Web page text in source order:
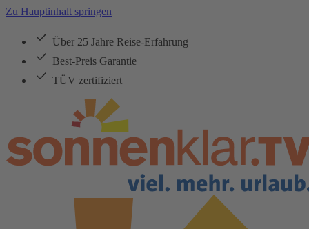
Zu Hauptinhalt springen
Über 25 Jahre Reise-Erfahrung
Best-Preis Garantie
TÜV zertifiziert